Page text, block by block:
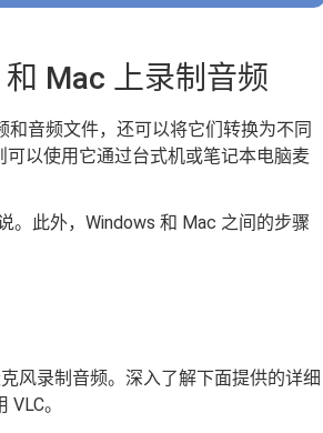
Mac 上录制音频
音频文件，还可以将它们转换为不同
可以使用它通过台式机或笔记本电脑麦
。此外，Windows 和 Mac 之间的步骤
风录制音频。深入了解下面提供的详细
。